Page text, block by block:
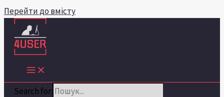
Перейти до вмісту
Search for: